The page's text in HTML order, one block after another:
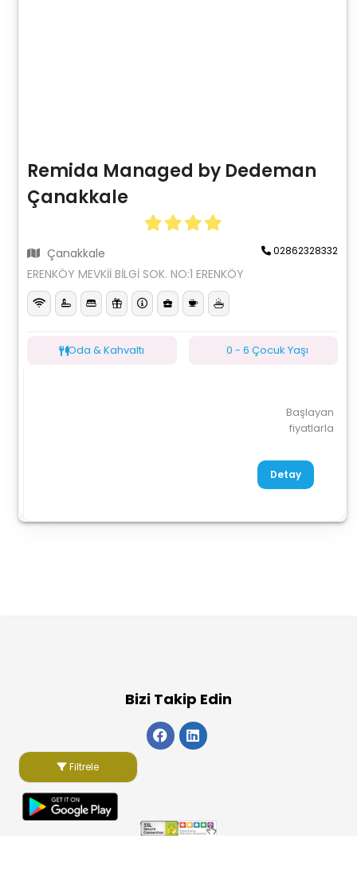
Filtrele
Remida Managed by Dedeman
Çanakkale
Çanakkale 02862328332
ERENKÖY MEVKİİ BİLGİ SOK. NO:1 ERENKÖY
Oda & Kahvaltı 0 - 6 Çocuk Yaşı
Başlayan
fiyatlarla
Detay
Bizi Takip Edin